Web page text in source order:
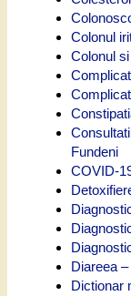
Colonul
Colonul
Fundeni
COVID-
Diareea
Dictionar